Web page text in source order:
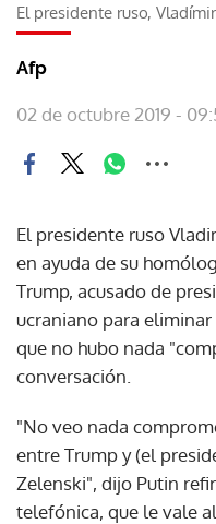
El presidente ruso, Vladímir
Afp
02 de octubre 2019 -
El presidente ruso
en ayuda de su
Trump, acusado de
ucraniano para
que no hubo nada
conversación.
"No veo nada
entre Trump y (el
Zelenski", dijo Putin
telefónica, que le vale